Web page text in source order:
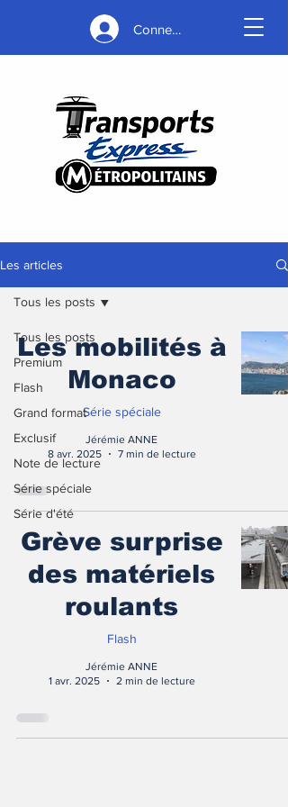
Connexion
Les articles
Tous les posts
Premium
Flash
Grand format
Exclusif
Note de lecture
Série spéciale
Série d'été
Tous les posts
Les mobilités à
Monaco
Série spéciale
Jérémie ANNE
8 avr. 2025
7 min de lecture
Grève surprise
des matériels
roulants
Flash
Jérémie ANNE
1 avr. 2025
2 min de lecture